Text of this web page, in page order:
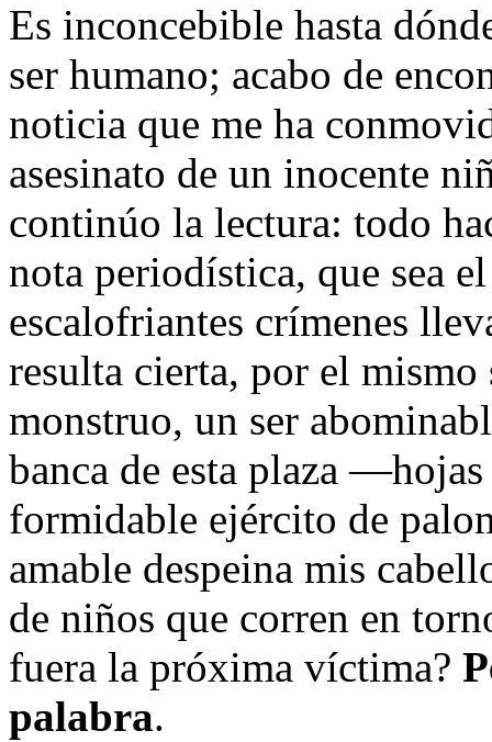
Es inconcebible hasta
ser humano; acabo de
noticia que me ha
asesinato de un inocente
continúo la lectura: todo
nota periodística, que sea
escalofriantes crímenes
resulta cierta, por el
monstruo, un ser
banca de esta plaza
formidable ejército de
amable despeina mis
de niños que corren en
fuera la próxima víctima?
palabra.